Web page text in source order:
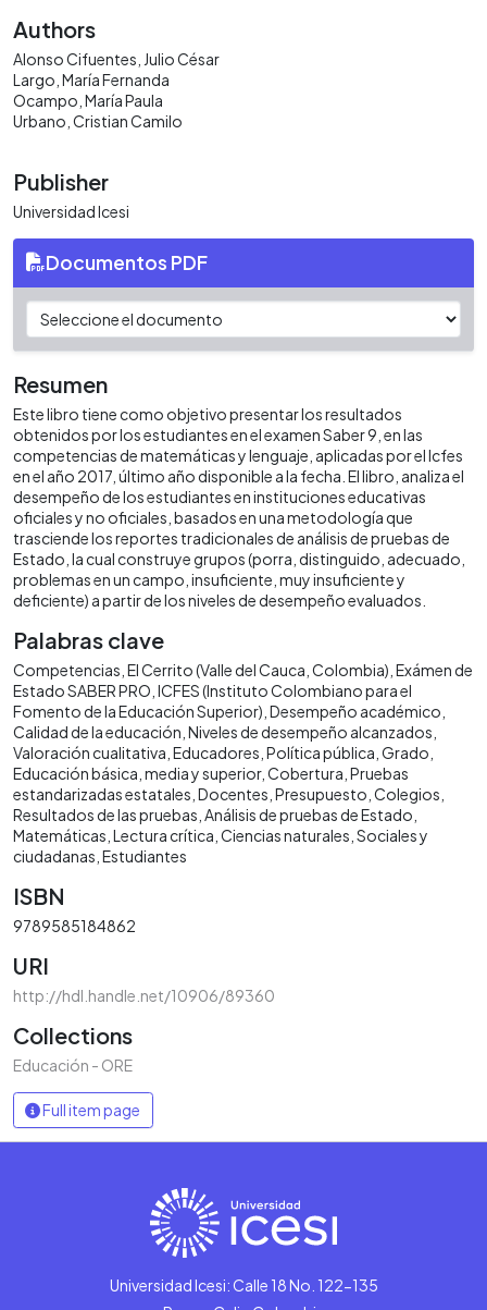
Authors
Alonso Cifuentes, Julio César
Largo, María Fernanda
Ocampo, María Paula
Urbano, Cristian Camilo
Publisher
Universidad Icesi
Documentos PDF
Resumen
Este libro tiene como objetivo presentar los resultados
obtenidos por los estudiantes en el examen Saber 9, en las
competencias de matemáticas y lenguaje, aplicadas por el Icfes
en el año 2017, último año disponible a la fecha. El libro, analiza el
desempeño de los estudiantes en instituciones educativas
oficiales y no oficiales, basados en una metodología que
trasciende los reportes tradicionales de análisis de pruebas de
Estado, la cual construye grupos (porra, distinguido, adecuado,
problemas en un campo, insuficiente, muy insuficiente y
deficiente) a partir de los niveles de desempeño evaluados.
Palabras clave
Competencias El Cerrito (Valle del Cauca, Colombia) Exámen de
Estado SABER PRO ICFES (Instituto Colombiano para el
Fomento de la Educación Superior) Desempeño académico
Calidad de la educación Niveles de desempeño alcanzados
Valoración cualitativa Educadores Política pública Grado
Educación básica, media y superior Cobertura Pruebas
estandarizadas estatales Docentes Presupuesto Colegios
Resultados de las pruebas Análisis de pruebas de Estado
Matemáticas Lectura crítica Ciencias naturales Sociales y
ciudadanas Estudiantes
ISBN
9789585184862
URI
http://hdl.handle.net/10906/89360
Collections
Educación - ORE
Full item page
Universidad Icesi: Calle 18 No. 122-135